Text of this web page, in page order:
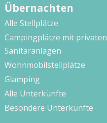
Übernachten
Alle Stellplätze
Campingplätze mit privaten
Sanitäranlagen
Wohnmobilstellplätze
Glamping
Alle Unterkünfte
Besondere Unterkünfte